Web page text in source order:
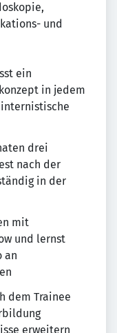
und
ein
in jedem
drei
nach der
in der
mit
und lernst
an
dem Trainee
erweitern